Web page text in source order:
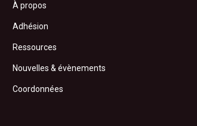
À propos
Adhésion
Ressources
Nouvelles & évènements
Coordonnées